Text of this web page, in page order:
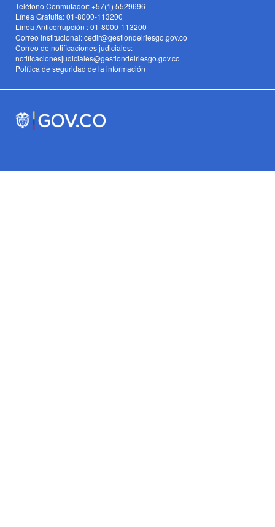
Teléfono Conmutador: +57(1) 5529696
Línea Gratuita: 01-8000-113200
Linea Anticorrupción : 01-8000-113200
Correo Institucional: cedir@gestiondelriesgo.gov.co
Correo de notificaciones judiciales:
notificacionesjudiciales@gestiondelriesgo.gov.co
Política de seguridad de la información